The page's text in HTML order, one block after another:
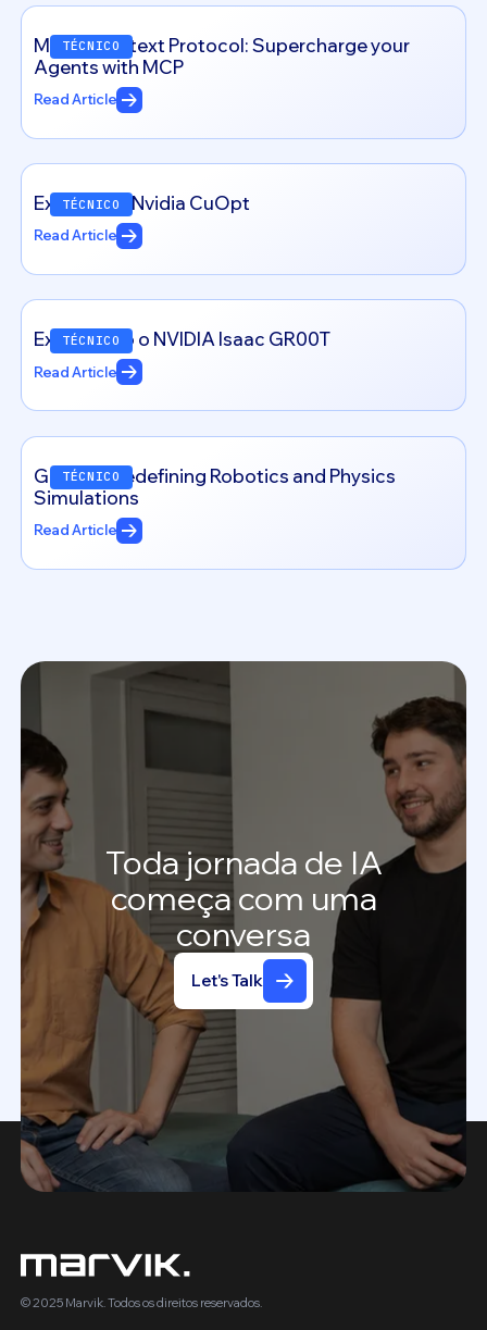
TÉCNICO
Model Context Protocol: Supercharge your
Agents with MCP
Read Article
TÉCNICO
Exploring – Nvidia CuOpt
Read Article
TÉCNICO
Explorando o NVIDIA Isaac GR00T
Read Article
TÉCNICO
Genesis: Redefining Robotics and Physics
Simulations
Read Article
Todajornada de IA
começa com uma
conversa
Let's Talk
© 2025 Marvik. Todos os direitos reservados.